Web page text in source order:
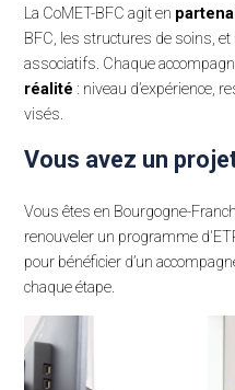
Qui sommes-
Accompagnement
Formation
Animation territoriale
Contactez notre
La CoMET-BFC agit en
BFC, les structures de soins,
associatifs. Chaque
réalité : niveau d’expérience,
visés.
Vous avez un
Vous êtes en Bourgogne-
renouveler un programme
pour bénéficier d’un
chaque étape.